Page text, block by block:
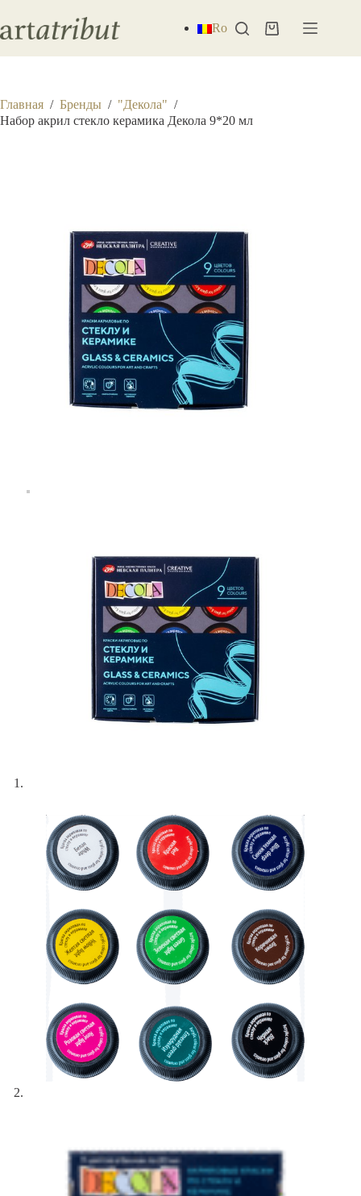
сути
Ro Корзина
Главная / Бренды / "Декола" /
Набор акрил стекло керамика Декола 9*20 мл